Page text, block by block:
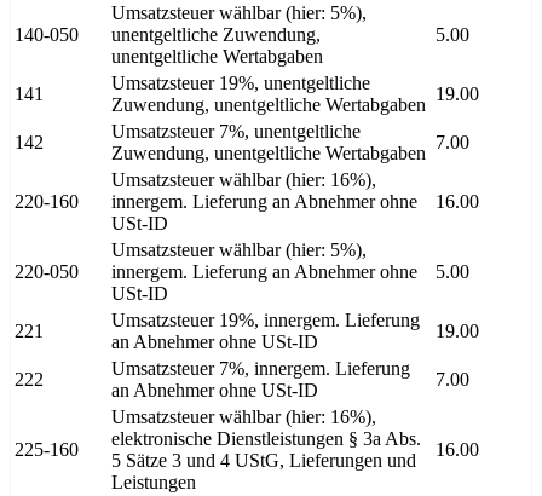
140-050
Umsatzsteuer wählbar (hier: 5%),
unentgeltliche Zuwendung,
unentgeltliche Wertabgaben
5.00
141
Umsatzsteuer 19%, unentgeltliche
Zuwendung, unentgeltliche Wertabgaben
19.00
142
Umsatzsteuer 7%, unentgeltliche
Zuwendung, unentgeltliche Wertabgaben
7.00
220-160
Umsatzsteuer wählbar (hier: 16%),
innergem. Lieferung an Abnehmer ohne
USt-ID
16.00
220-050
Umsatzsteuer wählbar (hier: 5%),
innergem. Lieferung an Abnehmer ohne
USt-ID
5.00
221
Umsatzsteuer 19%, innergem. Lieferung
an Abnehmer ohne USt-ID
19.00
222
Umsatzsteuer 7%, innergem. Lieferung
an Abnehmer ohne USt-ID
7.00
225-160
Umsatzsteuer wählbar (hier: 16%),
elektronische Dienstleistungen § 3a Abs.
5 Sätze 3 und 4 UStG, Lieferungen und
Leistungen
16.00